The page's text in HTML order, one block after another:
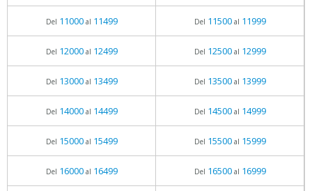
Del 11000al 11499 Del 11500al 11999
Del 12000al 12499 Del 12500al 12999
Del 13000al 13499 Del 13500al 13999
Del 14000al 14499 Del 14500al 14999
Del 15000al 15499 Del 15500al 15999
Del 16000al 16499 Del 16500al 16999